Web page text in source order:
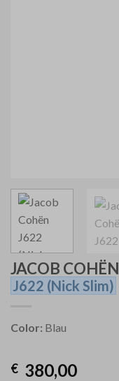
JACOB COHËN
J622 (Nick Slim)
Color: Blau
€ 380,00